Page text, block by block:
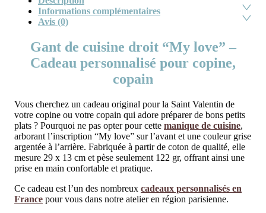
Informations complémentaires
Avis (0)
Gant de cuisine droit “My love” –
Cadeau personnalisé pour copine,
copain
Vous cherchez un cadeau original pour la Saint Valentin de
votre copine ou votre copain qui adore préparer de bons petits
plats ? Pourquoi ne pas opter pour cette manique de cuisine,
arborant l’inscription “My love” sur l’avant et une couleur grise
argentée à l’arrière. Fabriquée à partir de coton de qualité, elle
mesure 29 x 13 cm et pèse seulement 122 gr, offrant ainsi une
prise en main confortable et pratique.
Ce cadeau est l’un des nombreux cadeaux personnalisés en
France pour vous dans notre atelier en région parisienne.